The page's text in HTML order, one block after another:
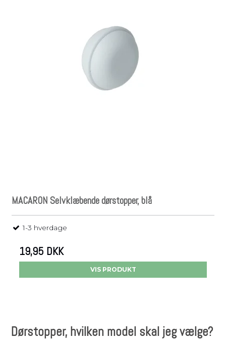
MACARON Selvklæbende dørstopper, blå
1-3 hverdage
19,95 DKK
VIS PRODUKT
Dørstopper, hvilken model skal jeg vælge?